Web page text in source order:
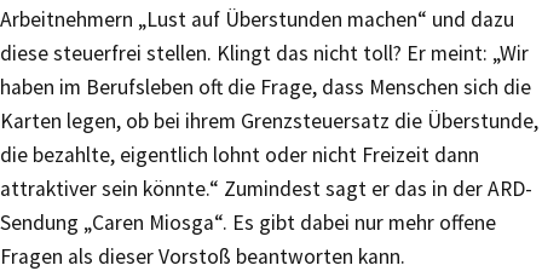
Arbeitnehmern „Lust auf Überstunden machen“ und dazu
diese steuerfrei stellen. Klingt das nicht toll? Er meint: „Wir
haben im Berufsleben oft die Frage, dass Menschen sich die
Karten legen, ob bei ihrem Grenzsteuersatz die Überstunde,
die bezahlte, eigentlich lohnt oder nicht Freizeit dann
attraktiver sein könnte.“ Zumindest sagt er das in der ARD-
Sendung „Caren Miosga“. Es gibt dabei nur mehr offene
Fragen als dieser Vorstoß beantworten kann.